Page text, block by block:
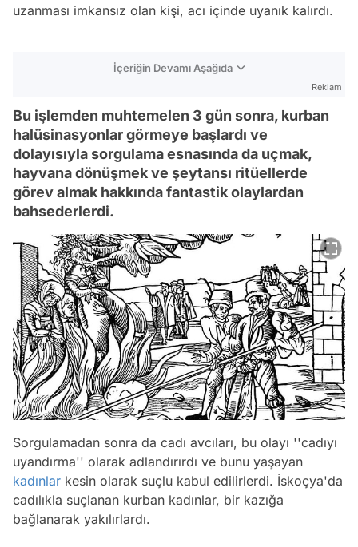
uzanması imkansız olan kişi, acı içinde uyanık kalırdı.
İçeriğin Devamı Aşağıda
Reklam
Bu işlemden muhtemelen 3 gün sonra, kurban
halüsinasyonlar görmeye başlardı ve
dolayısıyla sorgulama esnasında da uçmak,
hayvana dönüşmek ve şeytansı ritüellerde
görev almak hakkında fantastik olaylardan
bahsederlerdi.
Sorgulamadan sonra da cadı avcıları, bu olayı ''cadıyı
uyandırma'' olarak adlandırırdı ve bunu yaşayan
kadınlar kesin olarak suçlu kabul edilirlerdi. İskoçya'da
cadılıkla suçlanan kurban kadınlar, bir kazığa
bağlanarak yakılırlardı.